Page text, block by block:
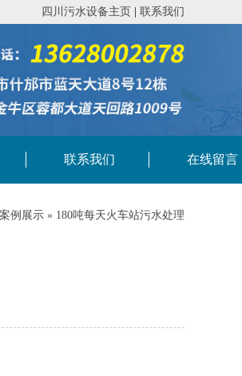
四川污水设备主页 联系我们
联系我们 在线留言
案例展示 » 180吨每天火车站污水处理